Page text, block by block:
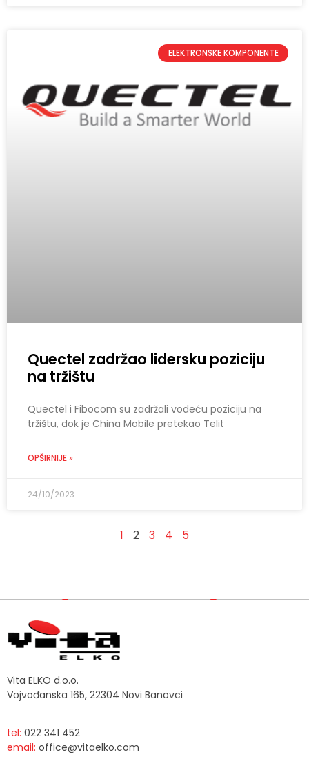
ELEKTRONSKE KOMPONENTE
Quectel zadržao lidersku poziciju
na tržištu
Quectel i Fibocom su zadržali vodeću poziciju na
tržištu, dok je China Mobile pretekao Telit
OPŠIRNIJE »
24/10/2023
1 2 3 4 5
Vita ELKO d.o.o.
Vojvođanska 165, 22304 Novi Banovci
tel: 022 341 452
email: office@vitaelko.com